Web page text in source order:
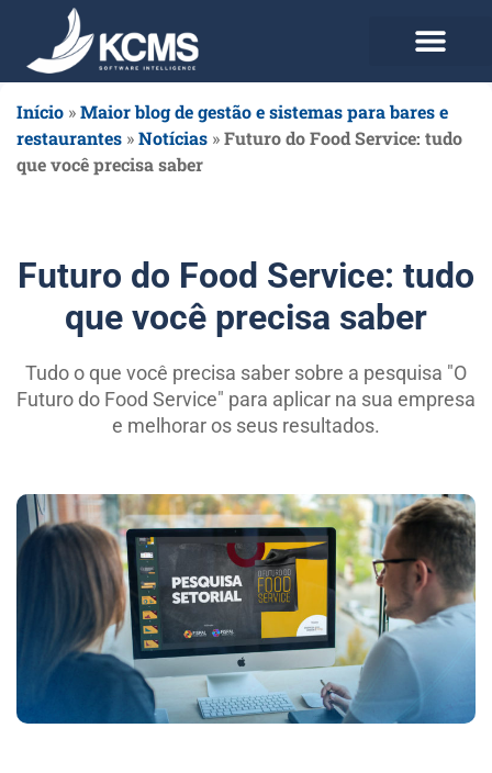
Início »Maior blog de gestão e sistemas para bares e
restaurantes »Notícias »Futuro do Food Service: tudo
que você precisa saber
Futuro do Food Service: tudo
que você precisa saber
Tudo o que você precisa saber sobre a pesquisa "O
Futuro do Food Service" para aplicar na sua empresa
e melhorar os seus resultados.